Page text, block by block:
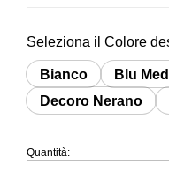
Seleziona il Colore
Bianco
Blu
Decoro Nerano
Gres
Quantità: